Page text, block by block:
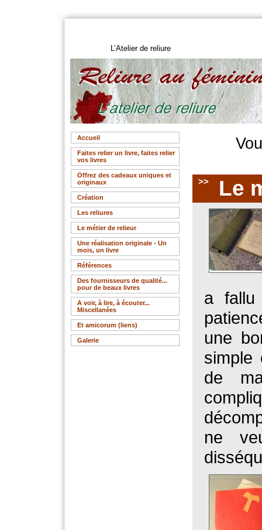
L’Atelier de reliure
Accueil
Faites relier un livre, faites relier
vos livres
Offrez des cadeaux uniques et
originaux
Création
Les reliures
Le métier de relieur
Une réalisation originale - Un
mois, un livre
Références
Des fournisseurs de qualité...
pour de beaux livres
A voir, à lire, à écouter...
Miscellanées
Et amicorum (liens)
Galerie
>> Le
a fallu
une
simple
de
ne